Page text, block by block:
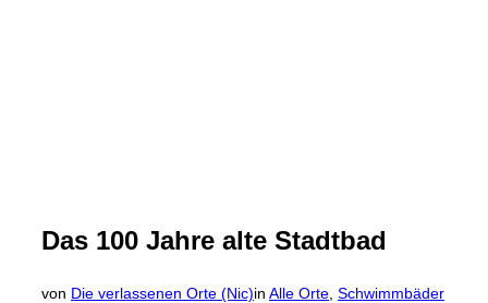
Das 100 Jahre alte Stadtbad
von Die verlassenen Orte (Nic)in Alle Orte Schwimmbäder